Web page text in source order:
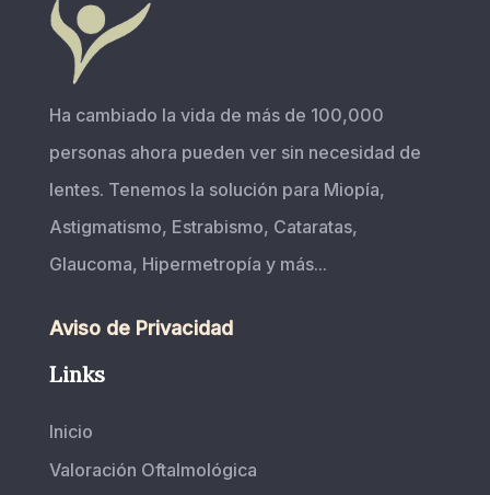
Ha cambiado la vida de más de 100,000
personas ahora pueden ver sin necesidad de
lentes. Tenemos la solución para Miopía,
Astigmatismo, Estrabismo, Cataratas,
Glaucoma, Hipermetropía y más...
Aviso de Privacidad
Links
Inicio
Valoración Oftalmológica